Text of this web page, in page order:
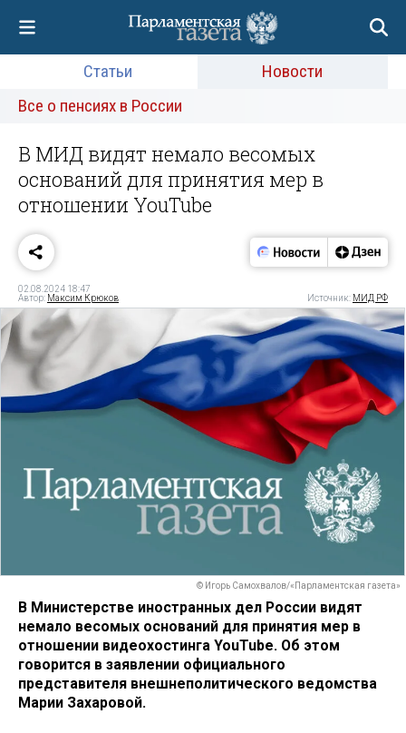
Статьи
Новости
Все о пенсиях в России
В МИД видят немало весомых
оснований для принятия мер в
отношении YouTube
02.08.2024 18:47
Автор: Максим Крюков Источник: МИД РФ
© Игорь Самохвалов/«Парламентская газета»
В Министерстве иностранных дел России видят
немало весомых оснований для принятия мер в
отношении видеохостинга YouTube. Об этом
говорится в заявлении официального
представителя внешнеполитического ведомства
Марии Захаровой.